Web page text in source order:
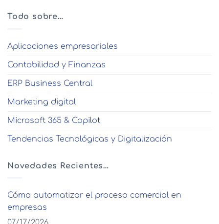
Todo sobre…
Aplicaciones empresariales
Contabilidad y Finanzas
ERP Business Central
Marketing digital
Microsoft 365 & Copilot
Tendencias Tecnológicas y Digitalización
Novedades Recientes…
Cómo automatizar el proceso comercial en
empresas